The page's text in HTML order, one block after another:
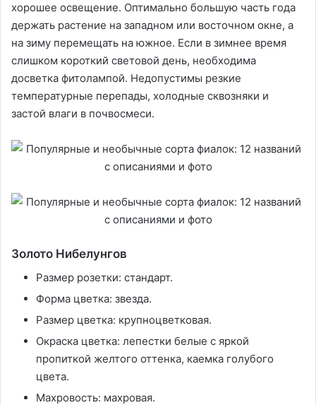
хорошее освещение. Оптимально большую часть года
держать растение на западном или восточном окне, а
на зиму перемещать на южное. Если в зимнее время
слишком короткий световой день, необходима
досветка фитолампой. Недопустимы резкие
температурные перепады, холодные сквозняки и
застой влаги в почвосмеси.
Золото Нибелунгов
Размер розетки: стандарт.
Форма цветка: звезда.
Размер цветка: крупноцветковая.
Окраска цветка: лепестки белые с яркой
пропиткой желтого оттенка, каемка голубого
цвета.
Махровость: махровая.